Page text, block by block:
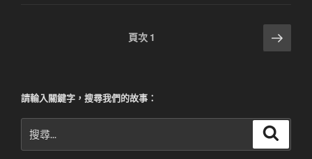
頁
頁次 1 下
一
請輸入關鍵字，搜尋我們的故事：
尋